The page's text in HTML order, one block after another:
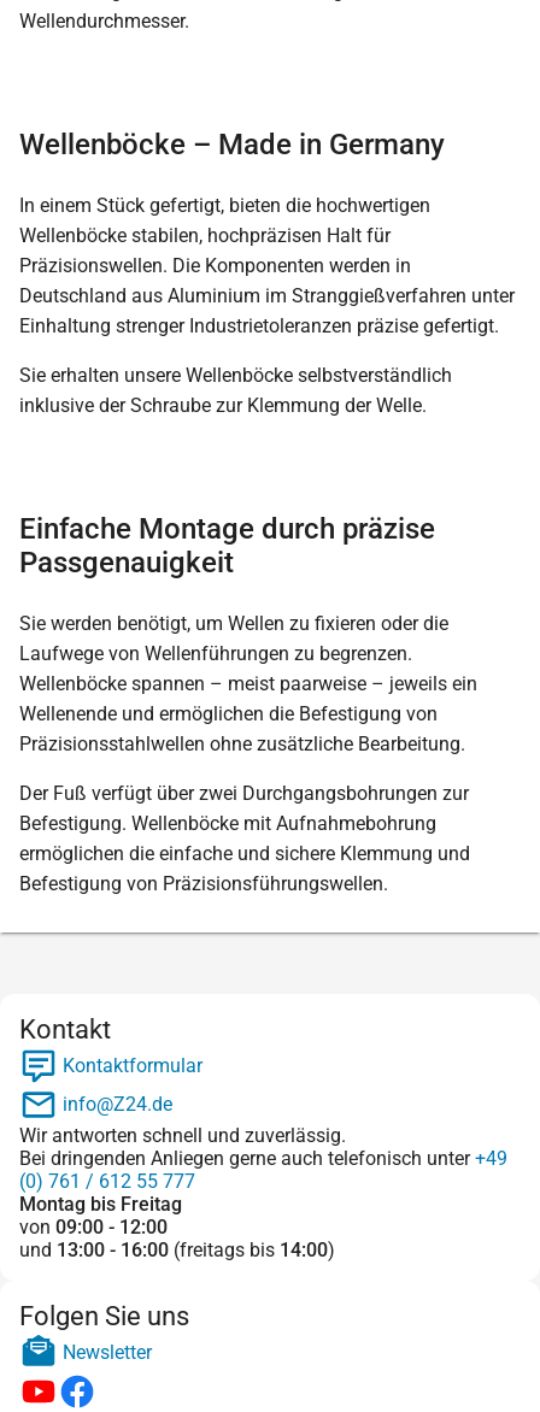
Wellendurchmesser.
Wellenböcke – Made in Germany
In einem Stück gefertigt, bieten die hochwertigen
Wellenböcke stabilen, hochpräzisen Halt für
Präzisionswellen. Die Komponenten werden in
Deutschland aus Aluminium im Stranggießverfahren unter
Einhaltung strenger Industrietoleranzen präzise gefertigt.
Sie erhalten unsere Wellenböcke selbstverständlich
inklusive der Schraube zur Klemmung der Welle.
Einfache Montage durch präzise
Passgenauigkeit
Sie werden benötigt, um Wellen zu fixieren oder die
Laufwege von Wellenführungen zu begrenzen.
Wellenböcke spannen – meist paarweise – jeweils ein
Wellenende und ermöglichen die Befestigung von
Präzisionsstahlwellen ohne zusätzliche Bearbeitung.
Der Fuß verfügt über zwei Durchgangsbohrungen zur
Befestigung. Wellenböcke mit Aufnahmebohrung
ermöglichen die einfache und sichere Klemmung und
Befestigung von Präzisionsführungswellen.
Kontakt
Kontaktformular
info@Z24.de
Wir antworten schnell und zuverlässig.
Bei dringenden Anliegen gerne auch telefonisch unter+49
(0) 761 / 612 55 777
Montag bis Freitag
von 09:00 - 12:00
und 13:00 - 16:00 (freitags bis 14:00)
Folgen Sie uns
Newsletter